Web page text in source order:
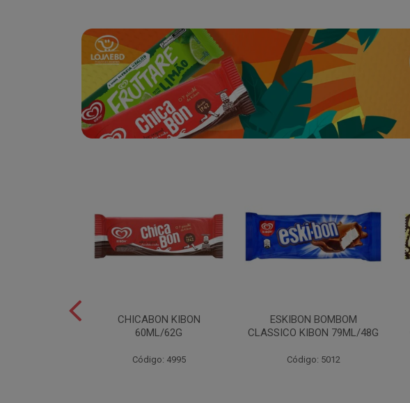
CHICABON KIBON
60ML/62G
Código: 4995
ESKIBON BOMBOM
CLASSICO KIBON 79ML/48G
Código: 5012